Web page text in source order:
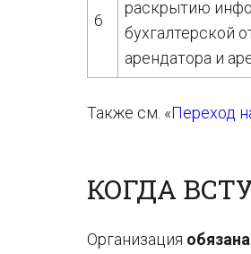
6
раскрытию
бухгалтерской
арендатора и
Также см. «Переход
КОГДА
Организация обязана